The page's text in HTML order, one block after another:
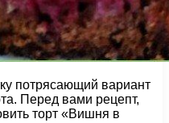
потрясающий вариант
Перед вами рецепт,
торт «Вишня в